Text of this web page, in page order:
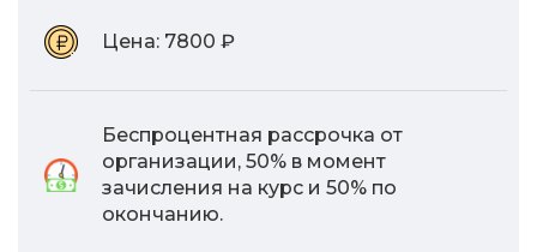
Цена: 7800 ₽
Беспроцентная рассрочка от
организации, 50% в момент
зачисления на курс и 50% по
окончанию.